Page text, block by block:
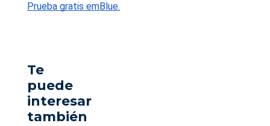
Prueba gratis emBlue.
Te
puede
interesar
también